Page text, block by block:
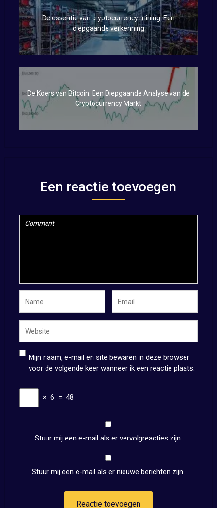
De essentie van cryptocurrency mining: Een
diepgaande verkenning
De Koers van Bitcoin: Een Diepgaande Analyse van de
Cryptocurrency Markt
Een reactie toevoegen
Mijn naam, e-mail en site bewaren in deze browser
voor de volgende keer wanneer ik een reactie plaats.
× 6 = 48
Stuur mij een e-mail als er vervolgreacties zijn.
Stuur mij een e-mail als er nieuwe berichten zijn.